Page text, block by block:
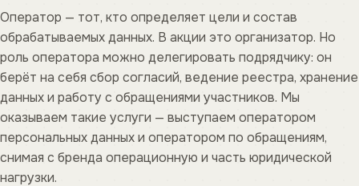
Оператор — тот, кто определяет цели и состав
обрабатываемых данных. В акции это организатор. Но
роль оператора можно делегировать подрядчику: он
берёт на себя сбор согласий, ведение реестра, хранение
данных и работу с обращениями участников. Мы
оказываем такие услуги — выступаем оператором
персональных данных и оператором по обращениям,
снимая с бренда операционную и часть юридической
нагрузки.